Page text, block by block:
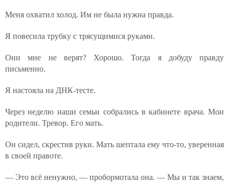
Меня охватил холод. Им не была нужна правда.
Я повесила трубку с трясущимися руками.
Они мне не верят? Хорошо. Тогда я добуду правду
письменно.
Я настояла на ДНК-тесте.
Через неделю наши семьи собрались в кабинете врача. Мои
родители. Тревор. Его мать.
Он сидел, скрестив руки. Мать шептала ему что-то, уверенная
в своей правоте.
— Это всё ненужно, — пробормотала она. — Мы и так знаем,